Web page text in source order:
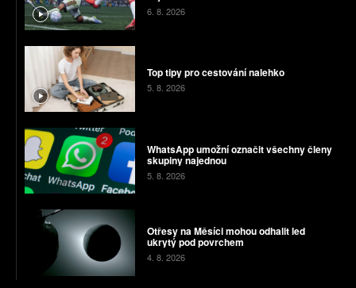
6. 8. 2026
Top tipy pro cestování nalehko
5. 8. 2026
WhatsApp umožní označit všechny členy
skupiny najednou
5. 8. 2026
Otřesy na Měsíci mohou odhalit led
ukrytý pod povrchem
4. 8. 2026